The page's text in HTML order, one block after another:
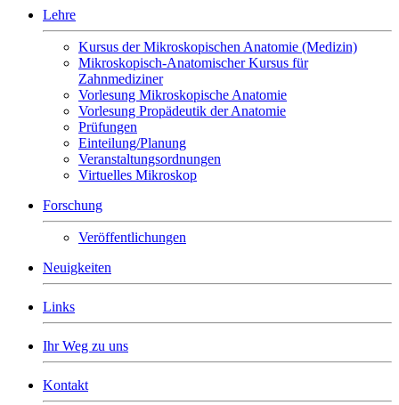
Lehre
Kursus der Mikroskopischen Anatomie (Medizin)
Mikroskopisch-Anatomischer Kursus für
Zahnmediziner
Vorlesung Mikroskopische Anatomie
Vorlesung Propädeutik der Anatomie
Prüfungen
Einteilung/Planung
Veranstaltungsordnungen
Virtuelles Mikroskop
Forschung
Veröffentlichungen
Neuigkeiten
Links
Ihr Weg zu uns
Kontakt